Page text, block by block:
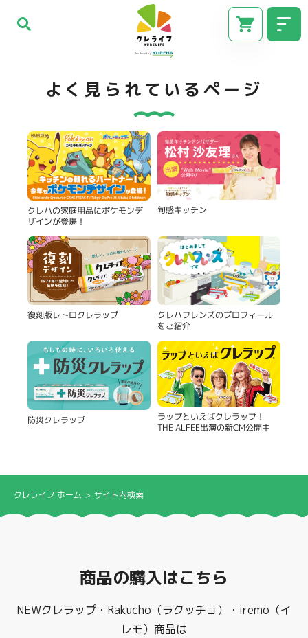
よく見られているページ
クレハの家庭用品にポケモンデ
ザインが登場！
旬感キッチン
復刻版レトロクレラップ クレハフレンズのプロフィール
をご紹介
防災クレラップ ラップといえばクレラップ！
THE ALFEE出演の新CM公開中
クレライフ ホーム サイト内検索
商品の購入はこちら
NEWクレラップ・Rakucho（ラクッチョ）・iremo（イ
レモ）商品は